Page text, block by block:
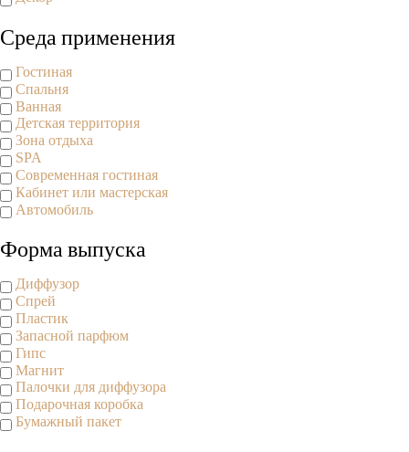
Среда применения
Гостиная
Спальня
Ванная
Детская территория
Зона отдыха
SPA
Современная гостиная
Кабинет или мастерская
Автомобиль
Форма выпуска
Диффузор
Спрей
Пластик
Запасной парфюм
Гипс
Магнит
Палочки для диффузора
Подарочная коробка
Бумажный пакет